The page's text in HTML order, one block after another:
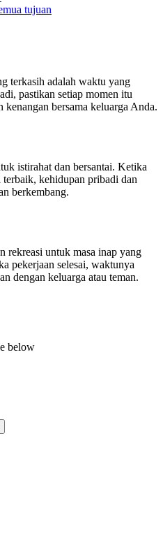
tujuan
terkasih adalah waktu yang
pastikan setiap momen itu
kenangan bersama keluarga Anda.
istirahat dan bersantai. Ketika
kehidupan pribadi dan
berkembang.
rekreasi untuk masa inap yang
pekerjaan selesai, waktunya
dengan keluarga atau teman.
below